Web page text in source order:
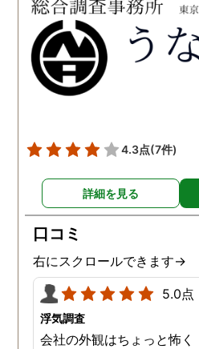
た。 調査も私の望む結果を
得るべく、尽力して頂き、
密に連絡をいただきなが
ら、丁寧に対応してくださ
いました。 おかげで、とて
も、不安で日々辛い気持ち
対応して頂いた上に、かな
り迅速に弁護士に関するア
ドバイスを頂き繋いで下さ
った事、本当に感謝してい
ます。
4.3点(7件)
詳細を見る
口コミ
右にスクロールできます→
5.0点
浮気調査
会社の外観はちょっと怖く